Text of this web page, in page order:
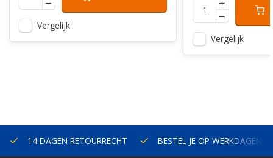
Vergelijk
Vergelijk
14 DAGEN RETOURRECHT BESTEL JE OP WERKDAGEN